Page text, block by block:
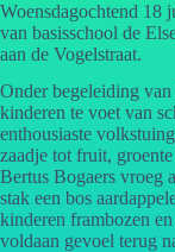
Woensdagochtend 18
van basisschool de
aan de Vogelstraat.
Onder begeleiding
kinderen te voet van
enthousiaste
zaadje tot fruit,
Bertus Bogaers vroeg
stak een bos
kinderen frambozen
voldaan gevoel terug